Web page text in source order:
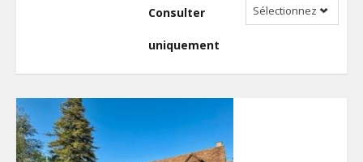
Consulter
uniquement
Sélectionnez